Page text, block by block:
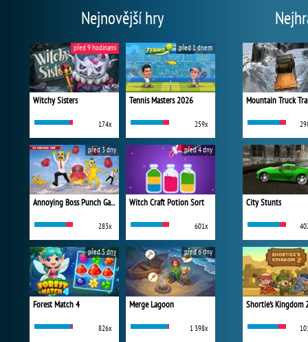
Nejnovější hry
Witchy Sisters
174x
před 9 hodinami
Tennis Masters 2026
259x
před 1 dnem
Annoying Boss Punch Game
283x
před 3 dny
Witch Craft Potion Sort
601x
před 4 dny
Forest Match 4
826x
před 5 dny
Merge Lagoon
1 398x
před 6 dny
Mountain Truck
City Stunts
Shortie's Kingdom